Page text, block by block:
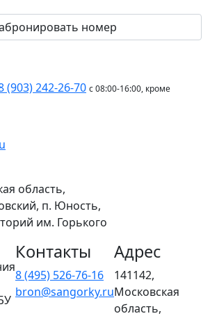
(903) 242-26-70 с 08:00-16:00, кроме
область,
п. Юность,
им. Горького
Контакты
8 (495) 526-76-16
bron@sangorky.ru
Адрес
141142,
Московская
область,